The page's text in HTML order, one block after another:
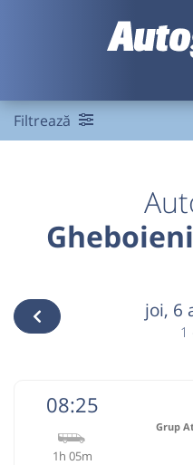
Filtrează
joi, 6
1
08:25
1h 05m
Grup